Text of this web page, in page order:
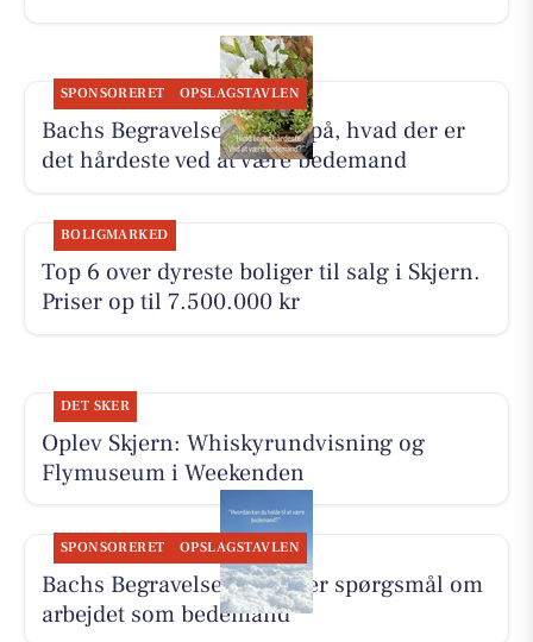
SPONSORERET OPSLAGSTAVLEN
Bachs Begravelser svarer på, hvad der er
det hårdeste ved at være bedemand
BOLIGMARKED
Top 6 over dyreste boliger til salg i Skjern.
Priser op til 7.500.000 kr
DET SKER
Oplev Skjern: Whiskyrundvisning og
Flymuseum i Weekenden
SPONSORERET OPSLAGSTAVLEN
Bachs Begravelser besvarer spørgsmål om
arbejdet som bedemand